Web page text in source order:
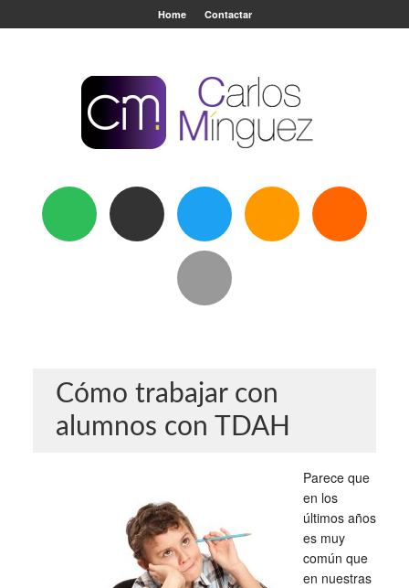
Home Contactar
Cómo trabajar con
alumnos con TDAH
Parece que
en los
últimos años
es muy
común que
en nuestras